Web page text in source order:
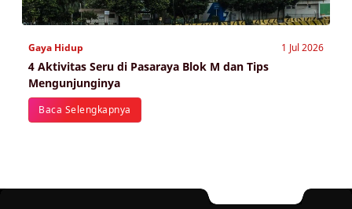
Gaya Hidup 1 Jul 2026
4 Aktivitas Seru di Pasaraya Blok M dan Tips
Mengunjunginya
Baca Selengkapnya